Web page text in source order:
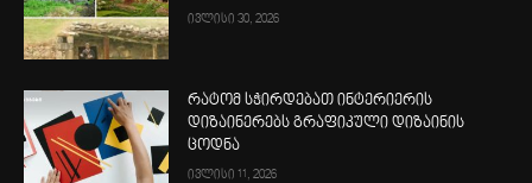
ივლისი 30, 2026
რატომ სჭირდებათ ინტერიერის
დიზაინერებს გრაფიკული დიზაინის
ცოდნა
ივლისი 11, 2026